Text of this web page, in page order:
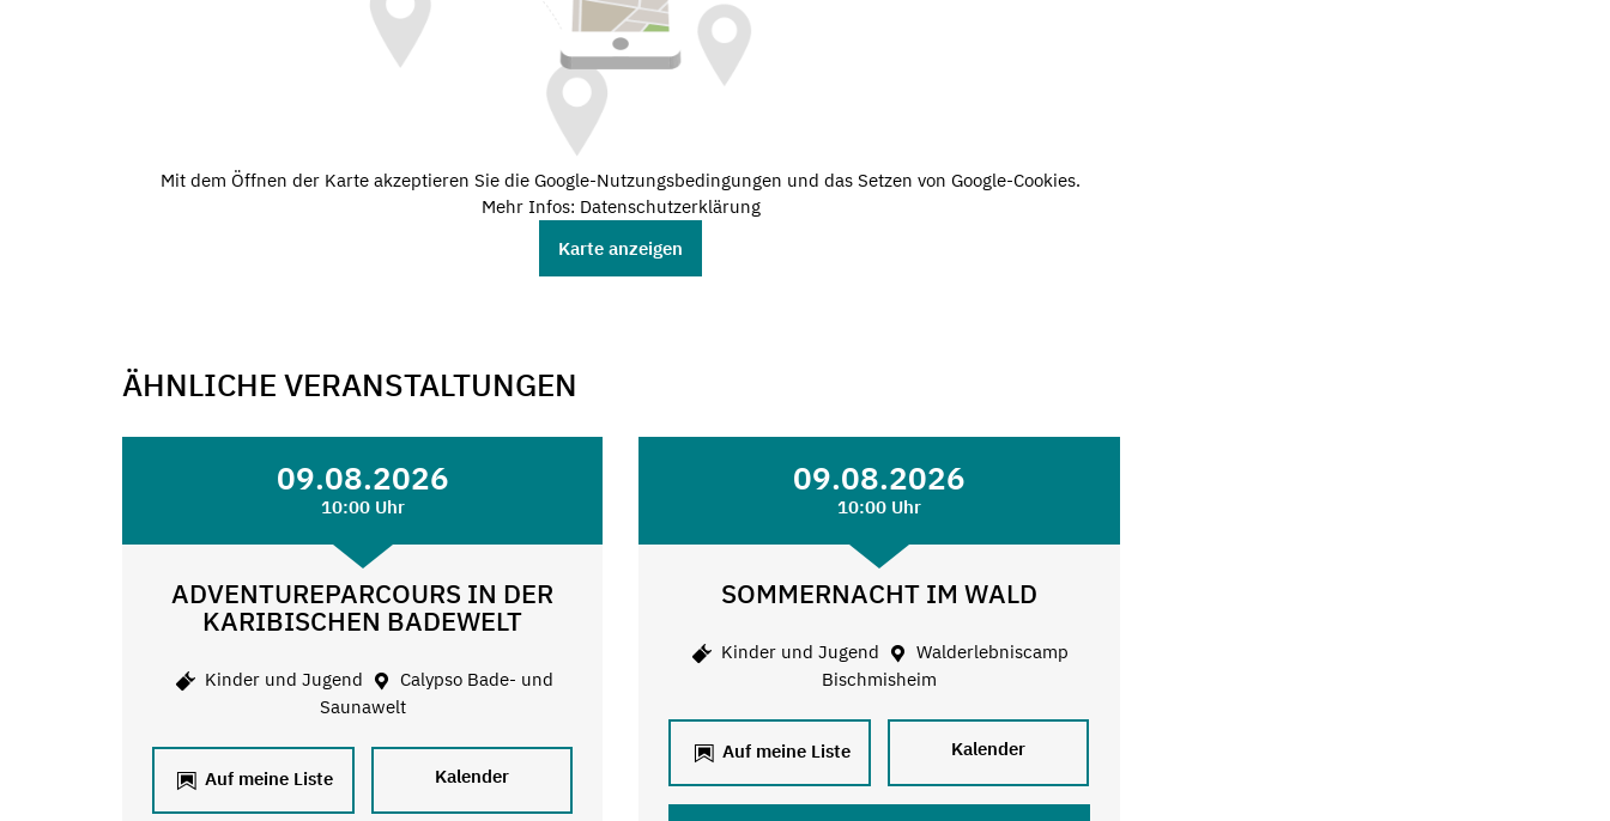
Mit dem Öffnen der Karte akzeptieren Sie die Google-Nutzungsbedingungen und das Setzen von Google-Cookies.
Mehr Infos: Datenschutzerklärung
Karte anzeigen
ÄHNLICHE VERANSTALTUNGEN
09.08.2026
10:00 Uhr
ADVENTUREPARCOURS IN DER
KARIBISCHEN BADEWELT
Kinder und Jugend
Calypso Bade- und
Saunawelt
Auf meine Liste Kalender
09.08.2026
10:00 Uhr
SOMMERNACHT IM WALD
Kinder und Jugend
Walderlebniscamp
Bischmisheim
Auf meine Liste Kalender